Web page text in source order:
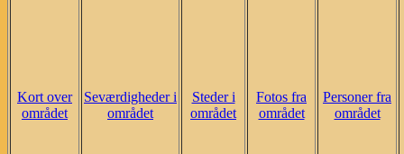
Kort over
området
Seværdigheder i
området
Steder i
området
Fotos fra
området
Personer fra
området